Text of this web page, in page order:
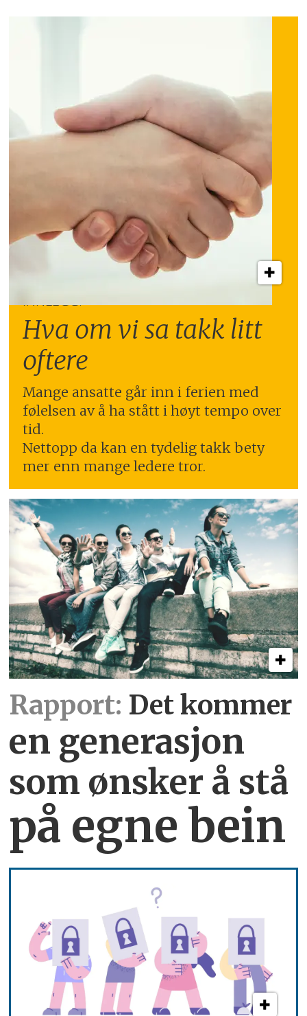
INNLEGG:
Hva om vi sa takk litt
oftere
Mange ansatte går inn i ferien med
følelsen av å ha stått i høyt tempo over
tid.
Nettopp da kan en tydelig takk bety
mer enn mange ledere tror.
Rapport: Det kommer
en generasjon
som ønsker å stå
på egne bein